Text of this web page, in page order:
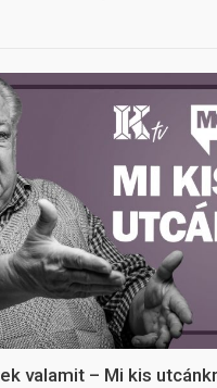
valamit – Mi kis